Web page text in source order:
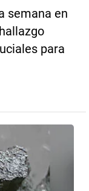
semana en
para